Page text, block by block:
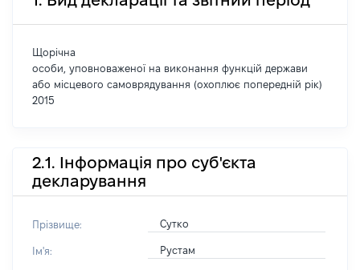
Щорічна
особи, уповноваженої на виконання функцій держави
або місцевого самоврядування (охоплює попередній рік)
2015
2.1. Інформація про суб'єкта
декларування
Прізвище: Сутко
Ім'я: Рустам